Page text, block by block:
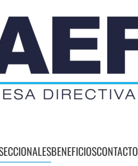
BENEFICIOSCONTACTO